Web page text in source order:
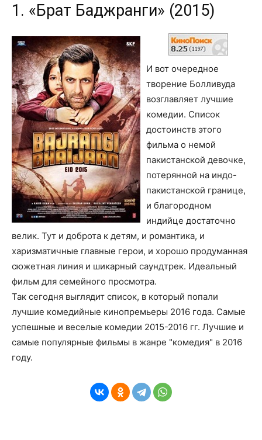
1. «Брат Баджранги» (2015)
И вот очередное
творение Болливуда
возглавляет лучшие
комедии. Список
достоинств этого
фильма о немой
пакистанской девочке,
потерянной на индо-
пакистанской границе,
и благородном
индийце достаточно
велик. Тут и доброта к детям, и романтика, и
харизматичные главные герои, и хорошо продуманная
сюжетная линия и шикарный саундтрек. Идеальный
фильм для семейного просмотра.
Так сегодня выглядит список, в который попали
лучшие комедийные кинопремьеры 2016 года. Самые
успешные и веселые комедии 2015-2016 гг. Лучшие и
самые популярные фильмы в жанре "комедия" в 2016
году.